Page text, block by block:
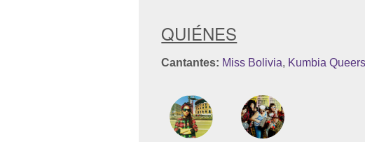
QUIÉNES
Cantantes: Miss Bolivia, Kumbia Queers